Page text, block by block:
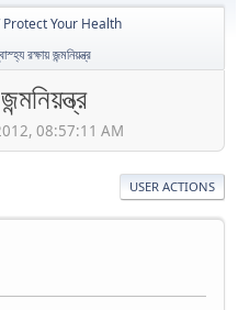
Protect Your Health
রক্ষায় জন্মনিয়ন্ত্র
08:57:11 AM
USER ACTIONS